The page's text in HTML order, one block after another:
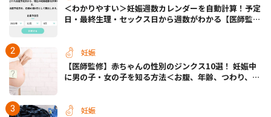
＜わかりやすい＞妊娠週数カレンダーを自動計算！予定
日・最終生理・セックス日から週数がわかる【医師監
妊娠
【医師監修】赤ちゃんの性別のジンクス10選！ 妊娠中
に男の子・女の子を知る方法＜お腹、年齢、つわり、胎
妊娠